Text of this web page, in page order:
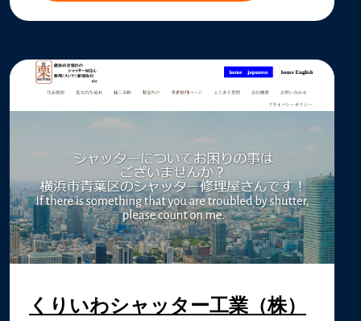
くりいわシャッター工業（株）